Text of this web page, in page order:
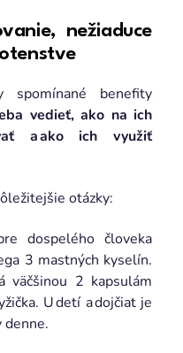
nežiaduce
spomínané benefity
vedieť, ako na ich
a ako ich využiť
otázky:
dospelého človeka
3 mastných kyselín.
väčšinou 2 kapsulám
U detí a dojčiat je
denne.